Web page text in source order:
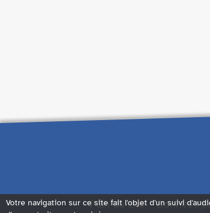
Plan du site Données
Votre navigation sur ce site fait l'objet d'un suivi